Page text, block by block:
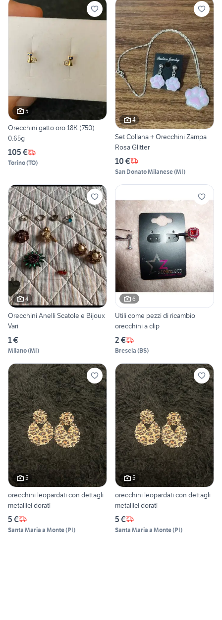
5
Orecchini gatto oro 18K (750)
0.65g
105 €
Torino(TO)
4
Set Collana + Orecchini Zampa
Rosa Glitter
10 €
San Donato Milanese(MI)
4
Orecchini Anelli Scatole e Bijoux
Vari
1 €
Milano(MI)
6
Utili come pezzi di ricambio
orecchini a clip
2 €
Brescia (BS)
5
orecchini leopardati con dettagli
metallici dorati
5 €
Santa Maria a Monte(PI)
5
orecchini leopardati con dettagli
metallici dorati
5 €
Santa Maria a Monte(PI)